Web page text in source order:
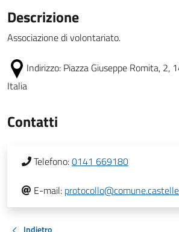
Descrizione
Associazione di volontariato.
Indirizzo: Piazza Giuseppe Romita, 2,
Italia
Contatti
Telefono:0141 669180
E-mail:
Indietro